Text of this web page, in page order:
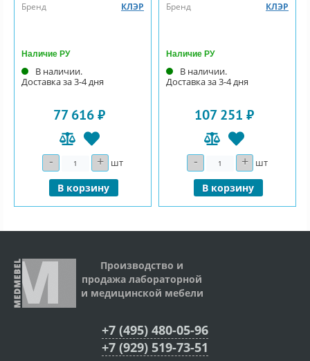
Бренд
КЛЭР
Наличие РУ
В наличии.
Доставка за 3-4 дня
77 616 ₽
- Количество+ шт
В корзину
Бренд
КЛЭР
Наличие РУ
В наличии.
Доставка за 3-4 дня
107 251 ₽
- Количество+ шт
В корзину
Производство и
продажа лабораторной
и медицинской мебели
+7 (495) 480-05-96
+7 (929) 519-73-51